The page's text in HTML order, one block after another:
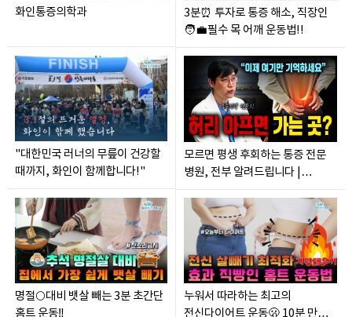
화인통증의학과
3분⏰ 투자로 통증 해소, 직장인
🧑‍💼필수 목 어깨 운동법!!
"대한민국 러너의 무릎이 건강할
때까지, 화인이 함께합니다!"
모르면 평생 후회하는 통증 전문
병원, 전부 알려드립니다 |
명절🌕대비 뱃살 빼는 3분 초간단
홈트 운동‼️
누워서 따라하는 최고의
전신다이어트 운동🫢 10분 만에